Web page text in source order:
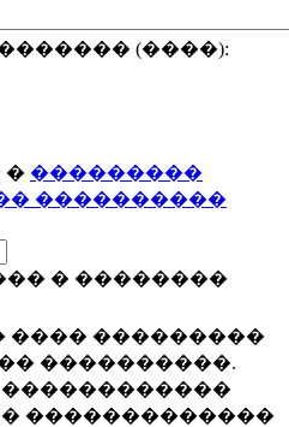
(����):
� ���������
����������
� ��������
���� ���������
����������.
�������������